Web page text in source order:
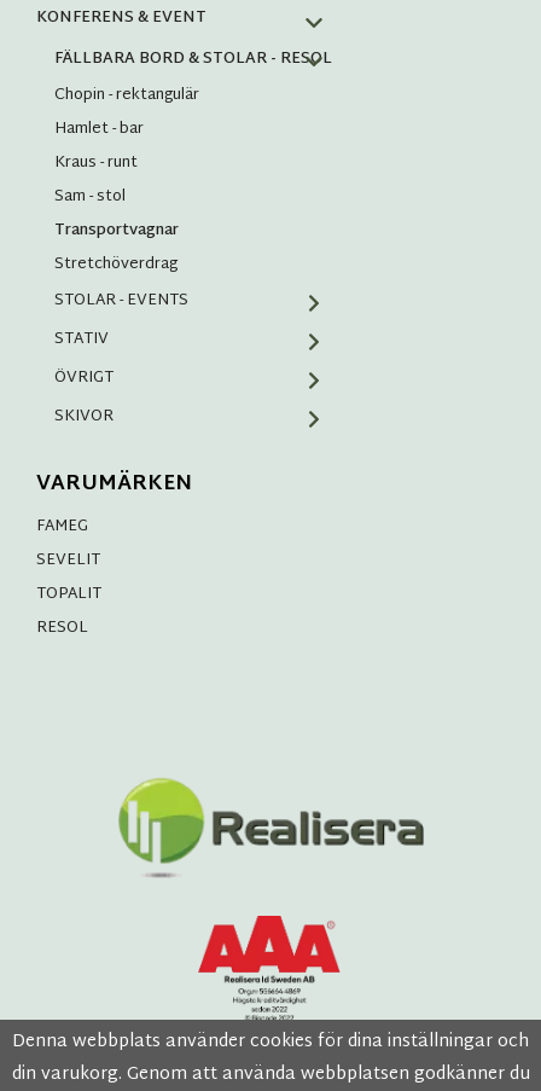
KONFERENS & EVENT
FÄLLBARA BORD & STOLAR - RESOL
Chopin - rektangulär
Hamlet - bar
Kraus - runt
Sam - stol
Transportvagnar
Stretchöverdrag
STOLAR - EVENTS
STATIV
ÖVRIGT
SKIVOR
VARUMÄRKEN
FAMEG
SEVELIT
TOPALIT
RESOL
Denna webbplats använder cookies för dina inställningar och
din varukorg. Genom att använda webbplatsen godkänner du